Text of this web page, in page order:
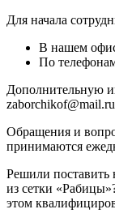
Для начала
В нашем
По
Дополнительную
zaborchikof@mail.ru
Обращения и
принимаются
Решили поставить
из сетки
этом